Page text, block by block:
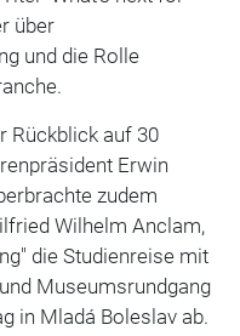
über
und die Rolle
Rückblick auf 30
Erwin
zudem
Wilhelm Anclam,
die Studienreise mit
Museumsrundgang
in Mladá Boleslav ab.